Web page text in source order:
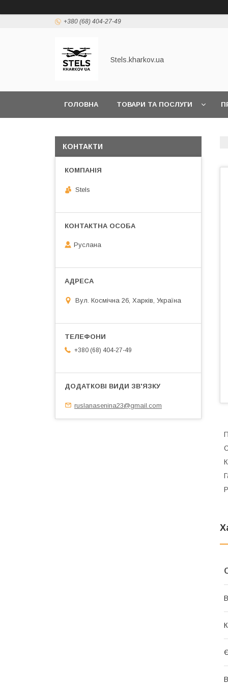
+380 (68) 404-27-49
Stels.kharkov.ua
ГОЛОВНА ТОВАРИ ТА ПОСЛУГИ
КОНТАКТИ
Stels
Руслана
Вул. Космічна 26, Харків, Україна
+380 (68) 404-27-49
ruslanasenina23@gmail.com